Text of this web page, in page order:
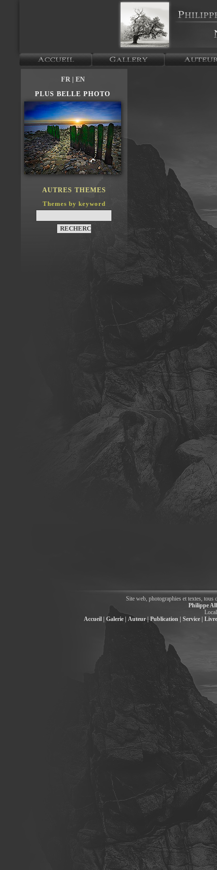
FR
| EN
PLUS BELLE PHOTO
AUTRES THEMES
Themes by keyword
Site web, photographies et textes, tous
Philippe
Accueil |
Galerie | Auteur | Publication | Service |